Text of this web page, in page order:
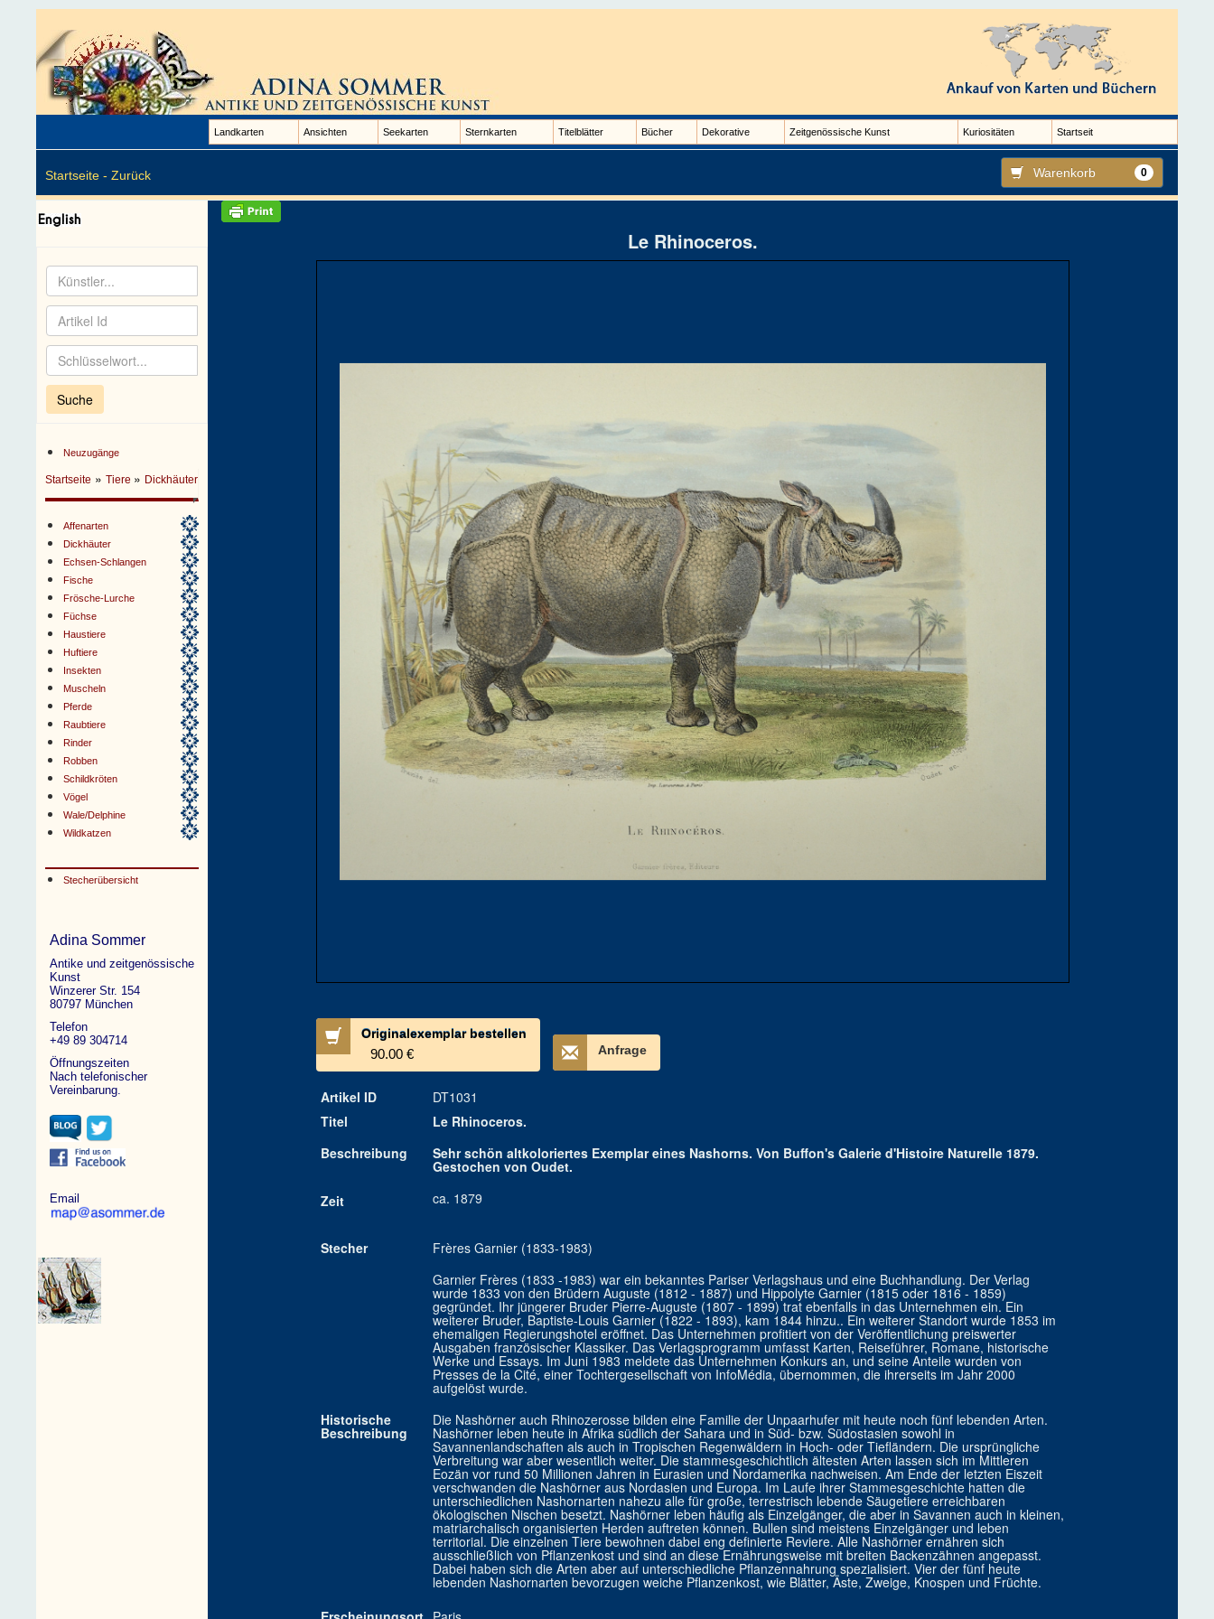
Landkarten Ansichten Seekarten Sternkarten Titelblätter Bücher Dekorative Zeitgenössische Kunst Kuriositäten Startseit
Startseite - Zurück Warenkorb 0
Neuzugänge
Startseite »Tiere » Dickhäuter
Affenarten
Dickhäuter
Echsen-Schlangen
Fische
Frösche-Lurche
Füchse
Haustiere
Huftiere
Insekten
Muscheln
Pferde
Raubtiere
Rinder
Robben
Schildkröten
Vögel
Wale/Delphine
Wildkatzen
Stecherübersicht
Adina Sommer
Antike und zeitgenössische
Kunst
Winzerer Str. 154
80797 München
Telefon
+49 89 304714
Öffnungszeiten
Nach telefonischer
Vereinbarung.
Email
Le Rhinoceros.
Originalexemplar bestellen
90.00 € Anfrage
Artikel ID
DT1031
Titel
Le Rhinoceros.
Beschreibung
Sehr schön altkoloriertes Exemplar eines Nashorns. Von Buffon's Galerie d'Histoire Naturelle 1879.
Gestochen von Oudet.
Zeit
ca. 1879
Stecher
Frères Garnier (1833-1983)
Garnier Frères (1833 -1983) war ein bekanntes Pariser Verlagshaus und eine Buchhandlung. Der Verlag
wurde 1833 von den Brüdern Auguste (1812 - 1887) und Hippolyte Garnier (1815 oder 1816 - 1859)
gegründet. Ihr jüngerer Bruder Pierre-Auguste (1807 - 1899) trat ebenfalls in das Unternehmen ein. Ein
weiterer Bruder, Baptiste-Louis Garnier (1822 - 1893), kam 1844 hinzu.. Ein weiterer Standort wurde 1853 im
ehemaligen Regierungshotel eröffnet. Das Unternehmen profitiert von der Veröffentlichung preiswerter
Ausgaben französischer Klassiker. Das Verlagsprogramm umfasst Karten, Reiseführer, Romane, historische
Werke und Essays. Im Juni 1983 meldete das Unternehmen Konkurs an, und seine Anteile wurden von
Presses de la Cité, einer Tochtergesellschaft von InfoMédia, übernommen, die ihrerseits im Jahr 2000
aufgelöst wurde.
Historische
Beschreibung
Die Nashörner auch Rhinozerosse bilden eine Familie der Unpaarhufer mit heute noch fünf lebenden Arten.
Nashörner leben heute in Afrika südlich der Sahara und in Süd- bzw. Südostasien sowohl in
Savannenlandschaften als auch in Tropischen Regenwäldern in Hoch- oder Tiefländern. Die ursprüngliche
Verbreitung war aber wesentlich weiter. Die stammesgeschichtlich ältesten Arten lassen sich im Mittleren
Eozän vor rund 50 Millionen Jahren in Eurasien und Nordamerika nachweisen. Am Ende der letzten Eiszeit
verschwanden die Nashörner aus Nordasien und Europa. Im Laufe ihrer Stammesgeschichte hatten die
unterschiedlichen Nashornarten nahezu alle für große, terrestrisch lebende Säugetiere erreichbaren
ökologischen Nischen besetzt. Nashörner leben häufig als Einzelgänger, die aber in Savannen auch in kleinen,
matriarchalisch organisierten Herden auftreten können. Bullen sind meistens Einzelgänger und leben
territorial. Die einzelnen Tiere bewohnen dabei eng definierte Reviere. Alle Nashörner ernähren sich
ausschließlich von Pflanzenkost und sind an diese Ernährungsweise mit breiten Backenzähnen angepasst.
Dabei haben sich die Arten aber auf unterschiedliche Pflanzennahrung spezialisiert. Vier der fünf heute
lebenden Nashornarten bevorzugen weiche Pflanzenkost, wie Blätter, Äste, Zweige, Knospen und Früchte.